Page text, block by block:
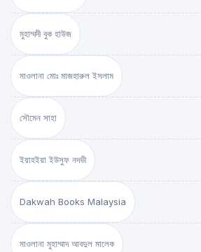
মুহাম্মদী বুক হাউজ
মাওলানা মোঃ মাজহারুল ইসলাম
সৌমেন সাহা
ইয়াহইয়া ইউসুফ নদভী
Dakwah Books Malaysia
মাওলানা মুহাম্মাদ আবদুল মালেক